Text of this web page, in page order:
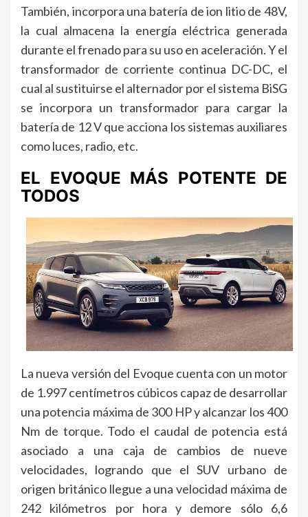
También, incorpora una batería de ion litio de 48V,
la cual almacena la energía eléctrica generada
durante el frenado para su uso en aceleración. Y el
transformador de corriente continua DC-DC, el
cual al sustituirse el alternador por el sistema BiSG
se incorpora un transformador para cargar la
batería de 12 V que acciona los sistemas auxiliares
como luces, radio, etc.
EL EVOQUE MÁS POTENTE DE
TODOS
La nueva versión del Evoque cuenta con un motor
de 1.997 centímetros cúbicos capaz de desarrollar
una potencia máxima de 300 HP y alcanzar los 400
Nm de torque. Todo el caudal de potencia está
asociado a una caja de cambios de nueve
velocidades, logrando que el SUV urbano de
origen británico llegue a una velocidad máxima de
242 kilómetros por hora y demore sólo 6,6